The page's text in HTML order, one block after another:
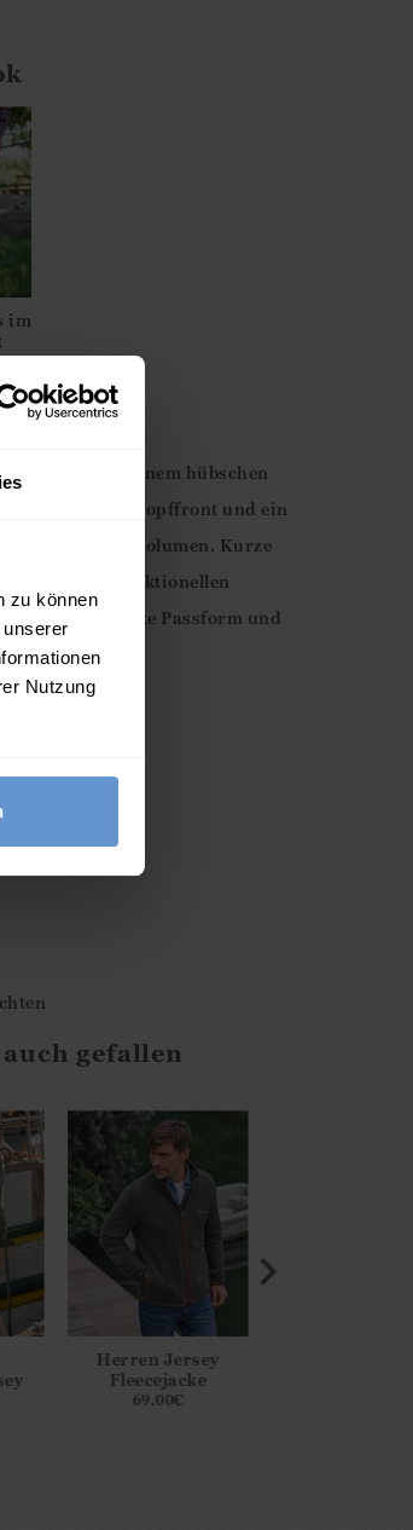
zu können
Nutzung
im
Form mit einem hübschen
stilvollen Knopffront und ein
und Volumen. Kurze
Mit funktionellen
schmeichelhafte Passform und
gefallen
Herren Jersey
Fleecejacke
69.00€